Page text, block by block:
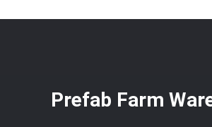
Prefab Farm